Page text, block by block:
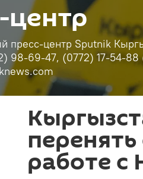
центр
пресс-центр Sputnik
98-69-47, (0772) 17-54-88
работе с